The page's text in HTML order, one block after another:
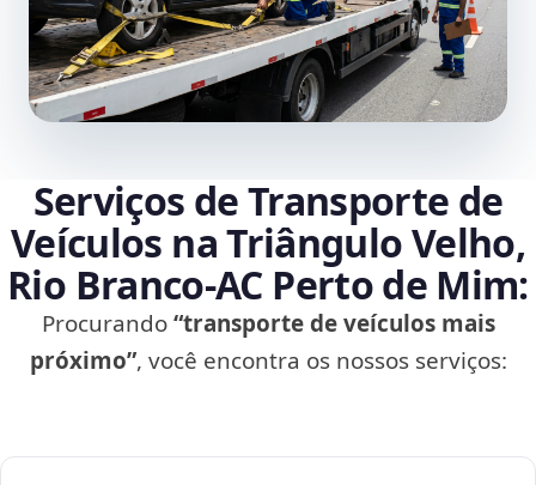
Serviços de Transporte de
Veículos na Triângulo Velho,
Rio Branco‑AC Perto de Mim:
Procurando“transporte de veículos mais
próximo”, você encontra os nossos serviços: